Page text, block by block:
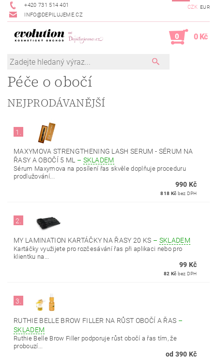
+420 731 514 401
INFO@DEPILUJEME.CZ
CZK EUR
0 0 Kč
Péče o obočí
NEJPRODÁVANĚJŠÍ
1.
MAXYMOVA STRENGTHENING LASH SERUM - SÉRUM NA
ŘASY A OBOČÍ 5 ML – SKLADEM
Sérum Maxymova na posílení řas skvěle doplňuje proceduru
prodlužování...
990 Kč
818 Kč bez DPH
2.
MY LAMINATION KARTÁČKY NA ŘASY 20 KS – SKLADEM
Kartáčky využijete pro rozčesávání řas při aplikaci nebo pro
klientku na...
99 Kč
82 Kč bez DPH
3.
RUTHIE BELLE BROW FILLER NA RŮST OBOČÍ A ŘAS –
SKLADEM
Ruthie Belle Brow Filler podporuje růst obočí a řas tím, že
probouzí...
od 390 Kč